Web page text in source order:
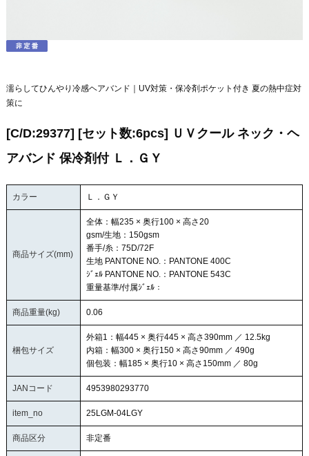
濡らしてひんやり冷感ヘアバンド｜UV対策・保冷剤ポケット付き 夏の熱中症対
策に
[C/D:29377] [セット数:6pcs] ＵＶクール ネック・ヘ
アバンド 保冷剤付 Ｌ．ＧＹ
カラー Ｌ．ＧＹ
商品サイズ(mm)
全体：幅235 × 奥行100 × 高さ20
gsm/生地：150gsm
番手/糸：75D/72F
生地 PANTONE NO.：PANTONE 400C
ｼﾞｪﾙ PANTONE NO.：PANTONE 543C
重量基準/付属ｼﾞｪﾙ：
商品重量(kg) 0.06
梱包サイズ
外箱1：幅445 × 奥行445 × 高さ390mm ／ 12.5kg
内箱：幅300 × 奥行150 × 高さ90mm ／ 490g
個包装：幅185 × 奥行10 × 高さ150mm ／ 80g
JANコード 4953980293770
item_no 25LGM-04LGY
商品区分 非定番